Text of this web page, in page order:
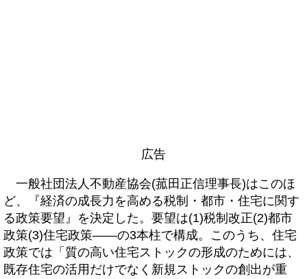
広告
一般社団法人不動産協会(菰田正信理事長)はこのほ
ど、『経済の成長力を高める税制・都市・住宅に関す
る政策要望』を決定した。要望は(1)税制改正(2)都市
政策(3)住宅政策――の3本柱で構成。このうち、住宅
政策では「質の高い住宅ストックの形成のためには、
既存住宅の活用だけでなく新規ストックの創出が重